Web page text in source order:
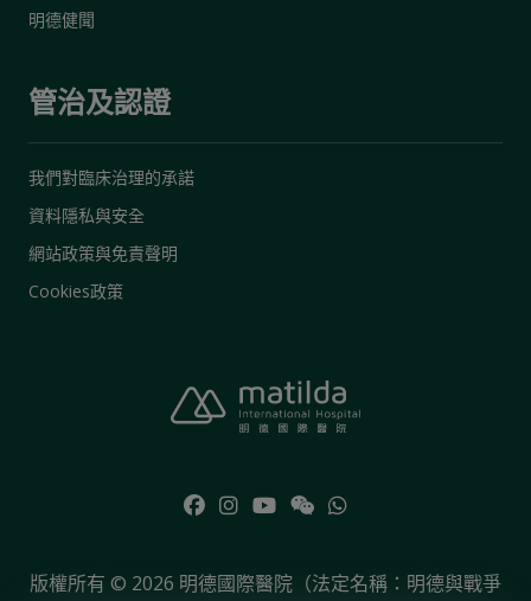
明德健聞
管治及認證
我們對臨床治理的承諾
資料隱私與安全
網站政策與免責聲明
Cookies政策
版權所有 © 2026 明德國際醫院（法定名稱：明德與戰爭